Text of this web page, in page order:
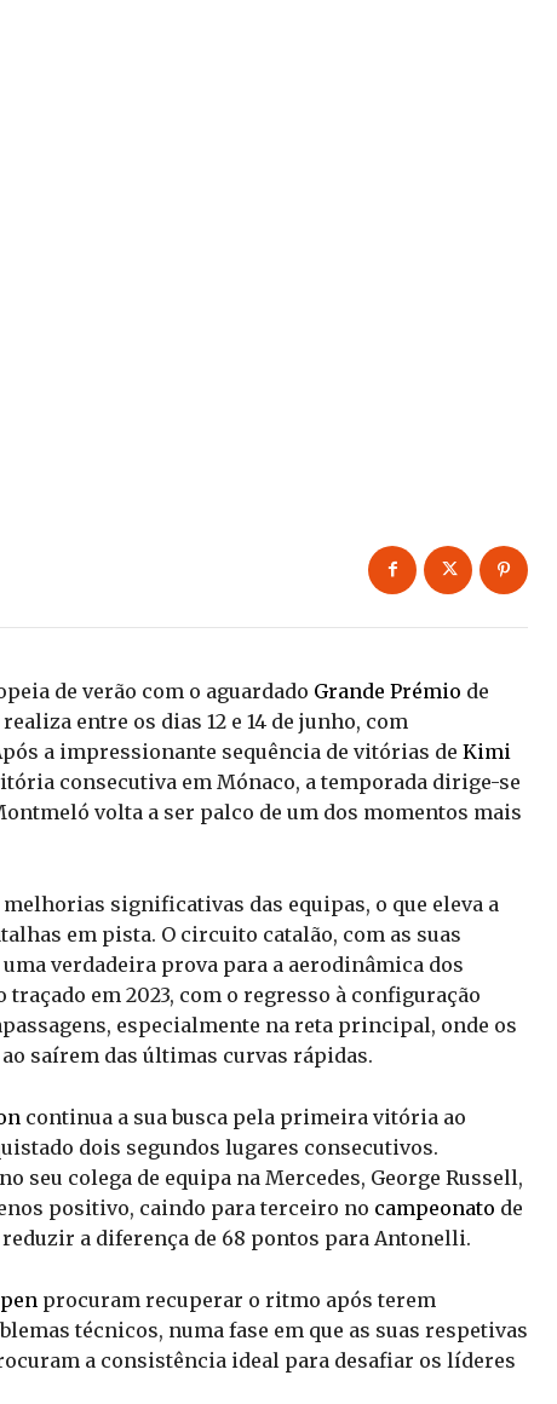
de verão com o aguardado Grande Prémio de
entre os dias 12 e 14 de junho, com
a impressionante sequência de vitórias de Kimi
consecutiva em Mónaco, a temporada dirige-se
volta a ser palco de um dos momentos mais
significativas das equipas, o que eleva a
em pista. O circuito catalão, com as suas
verdadeira prova para a aerodinâmica dos
em 2023, com o regresso à configuração
especialmente na reta principal, onde os
saírem das últimas curvas rápidas.
continua a sua busca pela primeira vitória ao
dois segundos lugares consecutivos.
seu colega de equipa na Mercedes, George Russell,
positivo, caindo para terceiro no campeonato de
a diferença de 68 pontos para Antonelli.
procuram recuperar o ritmo após terem
técnicos, numa fase em que as suas respetivas
a consistência ideal para desafiar os líderes